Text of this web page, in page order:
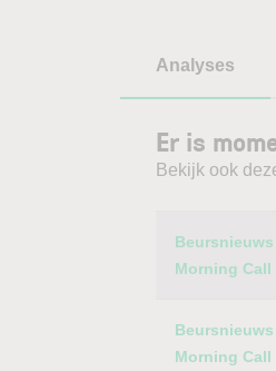
Analyses
Er is
Bekijk ook
Category
Morning Call
Morning Call